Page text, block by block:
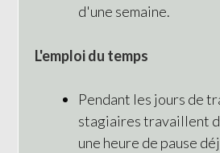
d'une semaine.
L'emploi du temps
Pendant les jours de
stagiaires travaillent
une heure de pause